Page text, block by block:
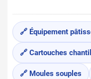
🔗 Équipement
🔗 Cartouches
🔗 Moules souples